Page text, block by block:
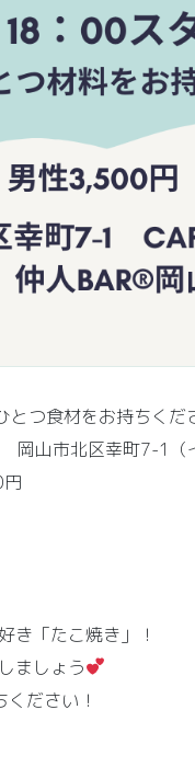
食材をお持ちくだ
市北区幸町7-1（イ
き「たこ焼き」！
ましょう
ださい！